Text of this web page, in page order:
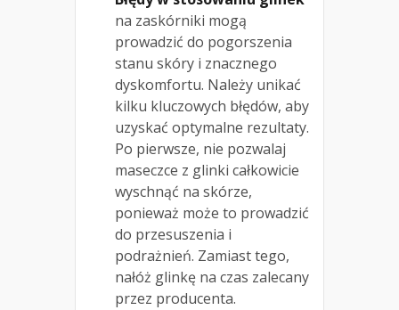
na zaskórniki mogą
prowadzić do pogorszenia
stanu skóry i znacznego
dyskomfortu. Należy unikać
kilku kluczowych błędów, aby
uzyskać optymalne rezultaty.
Po pierwsze, nie pozwalaj
maseczce z glinki całkowicie
wyschnąć na skórze,
ponieważ może to prowadzić
do przesuszenia i
podrażnień. Zamiast tego,
nałóż glinkę na czas zalecany
przez producenta.